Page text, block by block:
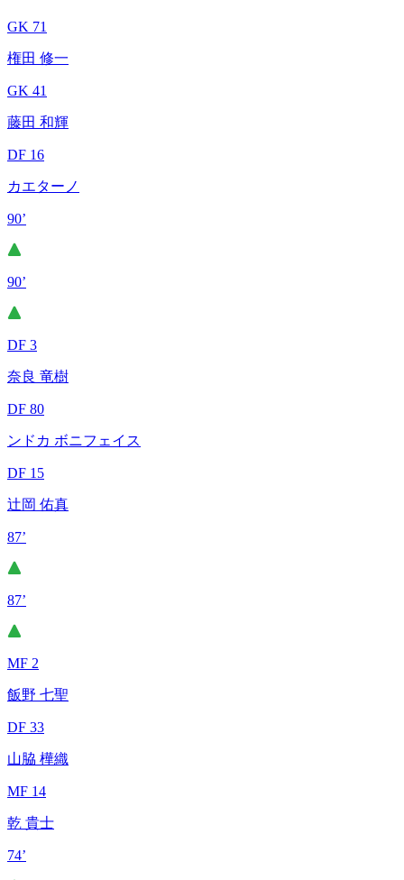
GK 71
権田 修一
GK 41
藤田 和輝
DF 16
カエターノ
90’
90’
DF 3
奈良 竜樹
DF 80
ンドカ ボニフェイス
DF 15
辻岡 佑真
87’
87’
MF 2
飯野 七聖
DF 33
山脇 樺織
MF 14
乾 貴士
74’